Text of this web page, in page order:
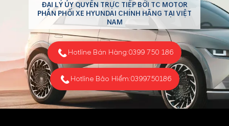
ĐẠI LÝ ỦY QUYỀN TRỰC TIẾP BỞI TC MOTOR
PHÂN PHỐI XE HYUNDAI CHÍNH HÃNG TẠI VIỆT
NAM
Hotline Bán Hàng:0399 750 186
Hotline Bảo Hiểm:0399750186